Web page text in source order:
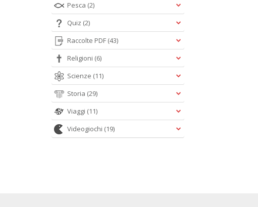
Pesca (2)
Quiz (2)
Raccolte PDF (43)
Religioni (6)
Scienze (11)
Storia (29)
Viaggi (11)
Videogiochi (19)